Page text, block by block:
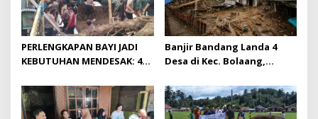
PERLENGKAPAN BAYI JADI
KEBUTUHAN MENDESAK: 44
Bandang di
Solimandungan Bolmong
Banjir Bandang Landa 4
Desa di Kec. Bolaang,
Terdampak, 601 Jiwa
Mengungsi